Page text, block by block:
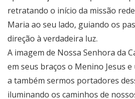
retratando o início da missão
Maria ao seu lado, guiando os
direção à verdadeira luz.
A imagem de Nossa Senhora da
em seus braços o Menino Jesus
a também sermos portadores
iluminando os caminhos de